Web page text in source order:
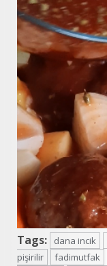
Tags: dana incik
pişirilir
fadimutfak